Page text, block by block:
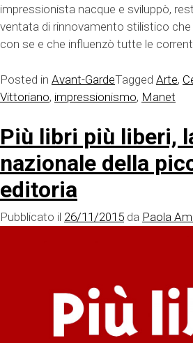
impressionista nacque e sviluppò,
ventata di rinnovamento stilistico
con se e che influenzò tutte le
Posted in Avant-GardeTagged Arte,
Vittoriano, impressionismo, Manet
Più libri più liberi,
nazionale della
editoria
Pubblicato il 26/11/2015 da Paola